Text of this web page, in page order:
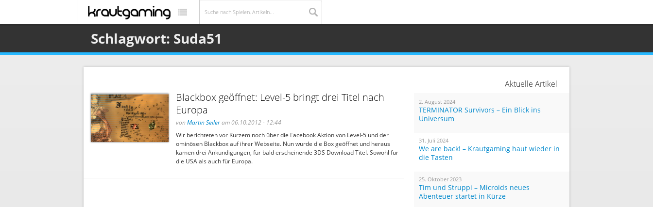
Schlagwort: Suda51
Blackbox geöffnet: Level-5 bringt drei Titel nach
Europa
von Martin Seileram 06.10.2012 - 12:44
Wir berichteten vor Kurzem noch über die Facebook Aktion von Level-5 und der
ominösen Blackbox auf ihrer Webseite. Nun wurde die Box geöffnet und heraus
kamen drei Ankündigungen, für bald erscheinende 3DS Download Titel. Sowohl für
die USA als auch für Europa.
Aktuelle Artikel
2. August 2024
TERMINATOR Survivors – Ein Blick ins
Universum
31. Juli 2024
We are back! – Krautgaming haut wieder in
die Tasten
25. Oktober 2023
Tim und Struppi – Microids neues
Abenteuer startet in Kürze